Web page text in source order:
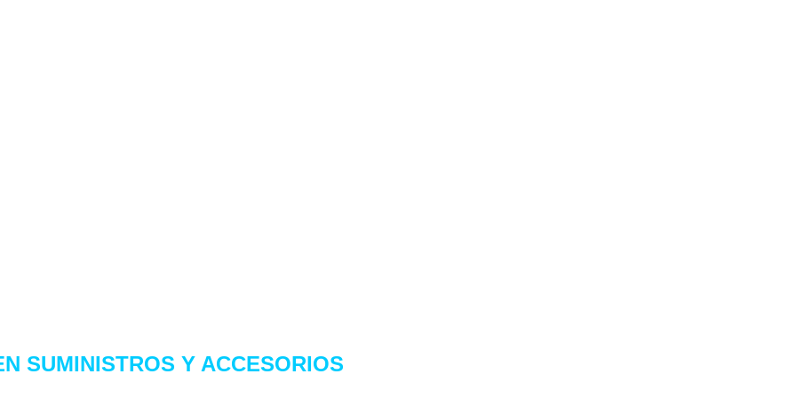
SUMINISTROS Y ACCESORIOS